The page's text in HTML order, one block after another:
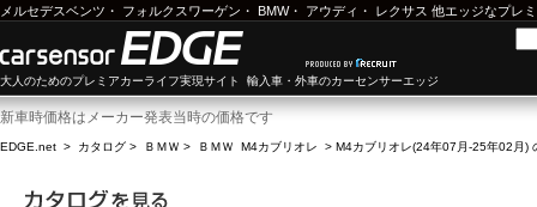
メルセデスベンツ ・ フォルクスワーゲン ・ BMW・ アウディ ・ レクサス 他エッジなプレ
大人のためのプレミアカーライフ実現サイト 輸入車・外車のカーセンサーエッジ
新車時価格はメーカー発表当時の価格です
EDGE.net > カタログ > ＢＭＷ > ＢＭＷ M4カブリオレ > M4カブリオレ(24年07月-25年02月)